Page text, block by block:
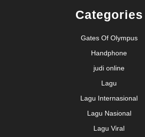
Categories
Gates Of Olympus
Handphone
judi online
Lagu
Lagu Internasional
Lagu Nasional
Lagu Viral